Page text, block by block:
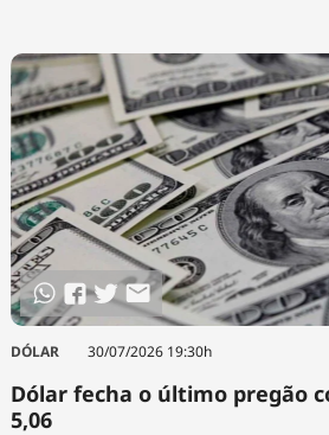
DÓLAR 30/07/2026 19:30h
Dólar fecha o último pregão
5,06